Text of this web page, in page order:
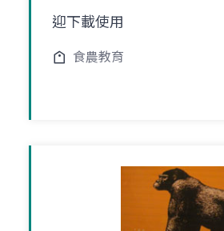
迎下載使用
食農教育